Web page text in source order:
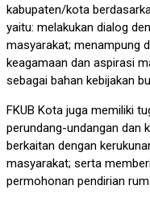
kabupaten/kota
yaitu: melakukan dialog
masyarakat; menampung
keagamaan dan aspirasi
sebagai bahan kebijakan
FKUB Kota juga memiliki
perundang-undangan dan
berkaitan dengan
masyarakat; serta
permohonan pendirian